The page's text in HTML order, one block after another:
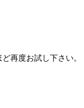
再度お試し下さい。